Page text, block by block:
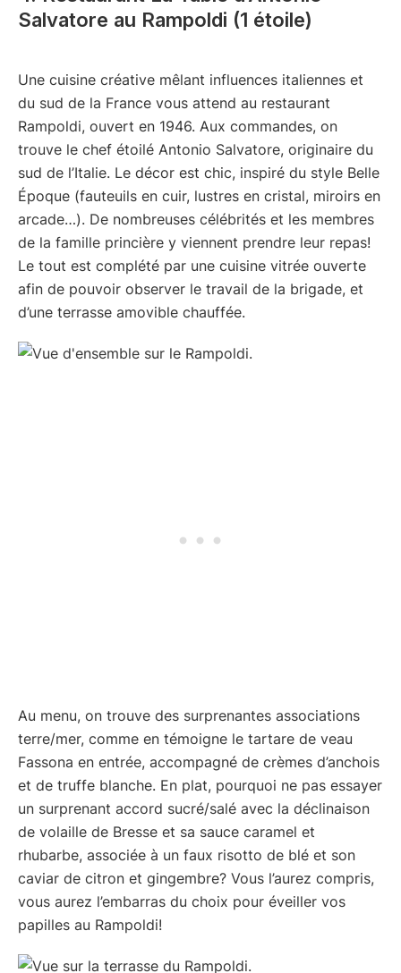
Salvatore au Rampoldi (1 étoile)
Une cuisine créative mêlant influences italiennes et
du sud de la France vous attend au restaurant
Rampoldi, ouvert en 1946. Aux commandes, on
trouve le chef étoilé Antonio Salvatore, originaire du
sud de l’Italie. Le décor est chic, inspiré du style Belle
Époque (fauteuils en cuir, lustres en cristal, miroirs en
arcade…). De nombreuses célébrités et les membres
de la famille princière y viennent prendre leur repas!
Le tout est complété par une cuisine vitrée ouverte
afin de pouvoir observer le travail de la brigade, et
d’une terrasse amovible chauffée.
Au menu, on trouve des surprenantes associations
terre/mer, comme en témoigne le tartare de veau
Fassona en entrée, accompagné de crèmes d’anchois
et de truffe blanche. En plat, pourquoi ne pas essayer
un surprenant accord sucré/salé avec la déclinaison
de volaille de Bresse et sa sauce caramel et
rhubarbe, associée à un faux risotto de blé et son
caviar de citron et gingembre? Vous l’aurez compris,
vous aurez l’embarras du choix pour éveiller vos
papilles au Rampoldi!